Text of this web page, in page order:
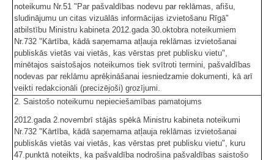
noteikumu Nr.51 "Par pašvaldības nodevu par reklāmas, afišu,
sludinājumu un citas vizuālās informācijas izvietošanu Rīgā"
atbilstību Ministru kabineta 2012.gada 30.oktobra noteikumiem
Nr.732 "Kārtība, kādā saņemama atļauja reklāmas izvietošanai
publiskās vietās vai vietās, kas vērstas pret publisku vietu",
minētajos saistošajos noteikumos tiek svītroti termini, pašvaldības
nodevas par reklāmu aprēķināšanai iesniedzamie dokumenti, kā arī
veikti redakcionāli (precizējoši) grozījumi.
2. Saistošo noteikumu nepieciešamības pamatojums
2012.gada 2.novembrī stājās spēkā Ministru kabineta noteikumi
Nr.732 "Kārtība, kādā saņemama atļauja reklāmas izvietošanai
publiskās vietās vai vietās, kas vērstas pret publisku vietu", kuru
47.punktā noteikts, ka pašvaldība nodrošina pašvaldības saistošo